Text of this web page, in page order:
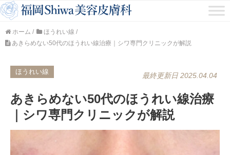
ホーム / ほうれい線 /
あきらめない50代のほうれい線治療｜シワ専門クリニックが解説
ほうれい線 最終更新日 2025.04.04
あきらめない50代のほうれい線治療
｜シワ専門クリニックが解説